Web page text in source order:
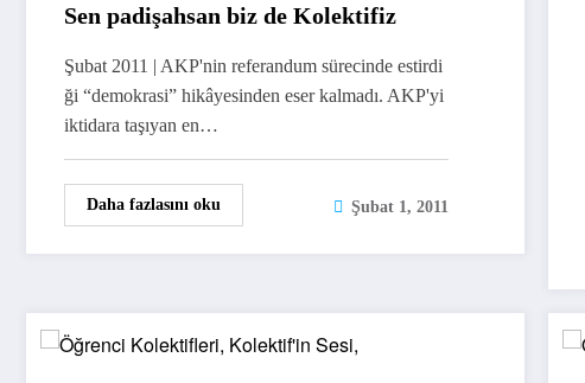
Sen padişahsan biz de Kolektifiz
Şubat 2011 | AKP'nin referandum sürecinde estirdi
ği “demokrasi” hikâyesinden eser kalmadı. AKP'yi
iktidara taşıyan en…
Daha fazlasını oku Şubat 1, 2011